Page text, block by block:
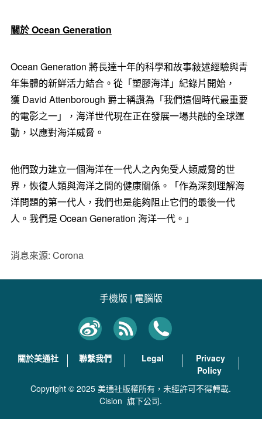
關於Ocean Generation
Ocean Generation 將長達十年的科學和故事敍述經驗與青
年集體的新鮮活力結合。從「塑膠海洋」紀錄片開始，
獲 David Attenborough 爵士稱讚為「我們這個時代最重要
的電影之一」，海洋世代現在正在發展一場共融的全球運
動，以應對海洋威脅。
他們致力建立一個海洋在一代人之內免受人類威脅的世
界，恢復人類與海洋之間的健康關係。「作為深刻理解海
洋問題的第一代人，我們也是能夠阻止它們的最後一代
人。我們是 Ocean Generation 海洋一代。」
消息來源: Corona
手機版 | 電腦版
關於美通社 聯繫我們 Legal
Privacy
Policy
Copyright © 2025 美通社版權所有，未經許可不得轉載.
Cision 旗下公司.